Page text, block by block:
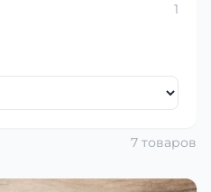
1
7 товаров